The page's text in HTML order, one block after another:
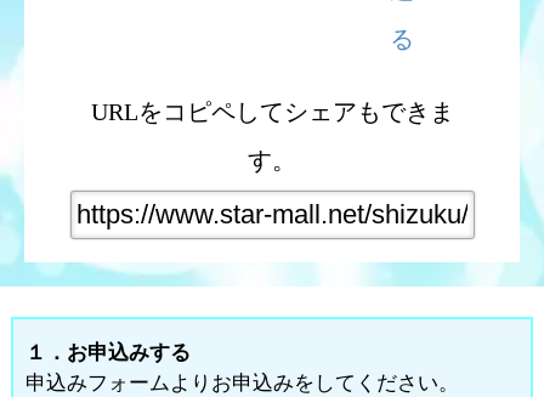
東京都 からの参加を受付けました
千葉県 からの参加を受付けました
2026.08.09 14:51
広島県 からの参加を受付けました
2026.08.09 14:33
千葉県 からの参加を受付けました
大阪府 からの参加を受付けました
2026.08.09 14:31
URLをコピペしてシェアもできま
す。
１．お申込みする
申込みフォームよりお申込みをしてください。